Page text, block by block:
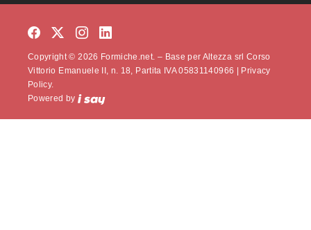
Copyright © 2026 Formiche.net. – Base per Altezza srl Corso
Vittorio Emanuele II, n. 18, Partita IVA 05831140966 |
Privacy
Policy.
Powered by